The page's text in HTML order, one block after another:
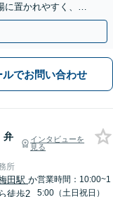
に置かれやすく、適
ださい。
ルでお問い合わせ
弁
インタビューを
見る
所
田駅か
ら徒歩2
営業時間：10:00~1
5:00（土日祝日）